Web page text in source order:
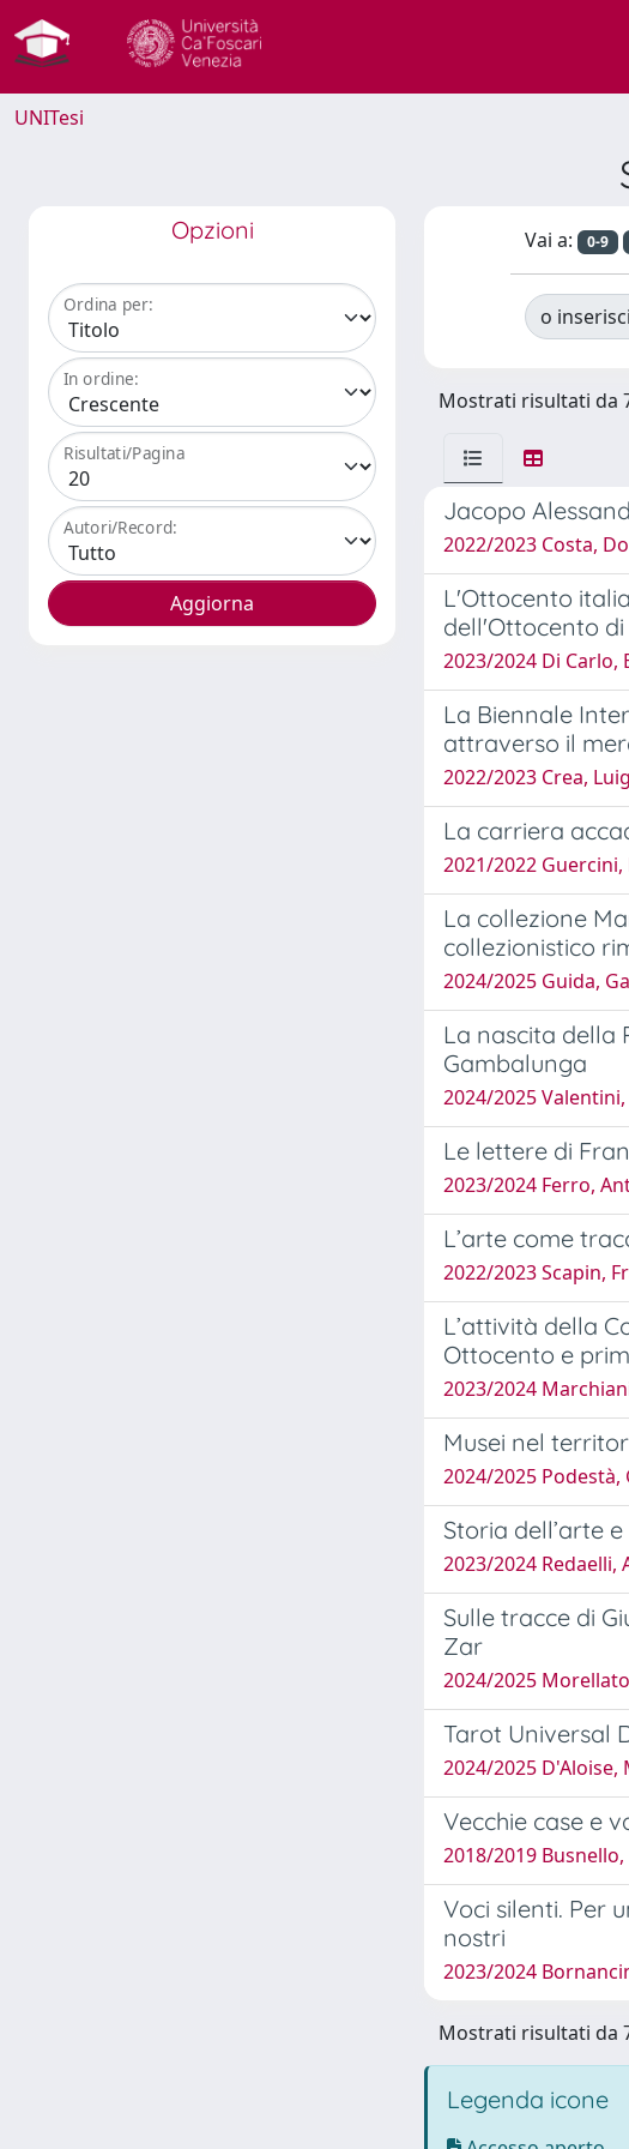
UNITesi
Opzioni
Ordina per:
In ordine:
Risultati/Pagina
Autori/Record:
Vai a: 0-9
o
Mostrati risultati da
Jacopo
2022/2023 Costa,
L'Ottocento
dell'Ottocento di
2023/2024 Di Carlo,
La Biennale
attraverso il
2022/2023 Crea,
La carriera
2021/2022
La collezione
collezionistico
2024/2025 Guida,
La nascita della
Gambalunga
2024/2025
Le lettere di
2023/2024 Ferro,
L’arte come
2022/2023 Scapin,
L’attività della
Ottocento e
2023/2024
Musei nel
2024/2025
Storia dell’arte
2023/2024 Redaelli,
Sulle tracce di
Zar
2024/2025
Tarot Universal
2024/2025 D'Aloise,
Vecchie case e
2018/2019 Busnello,
Voci silenti. Per
nostri
2023/2024
Mostrati risultati da
Legenda icone